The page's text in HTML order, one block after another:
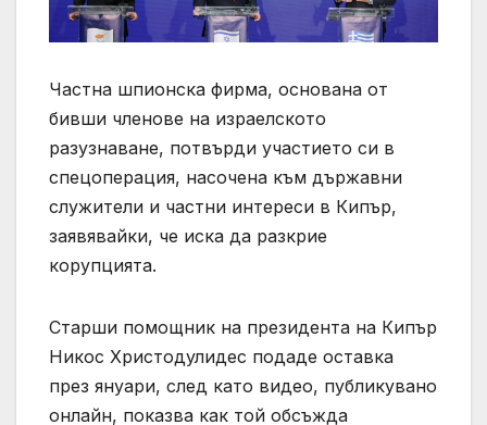
Частна шпионска фирма, основана от
бивши членове на израелското
разузнаване, потвърди участието си в
спецоперация, насочена към държавни
служители и частни интереси в Кипър,
заявявайки, че иска да разкрие
корупцията.
Старши помощник на президента на Кипър
Никос Христодулидес подаде оставка
през януари, след като видео, публикувано
онлайн, показва как той обсъжда